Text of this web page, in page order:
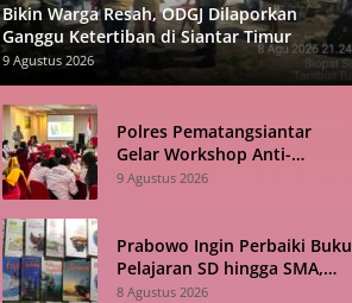
Bikin Warga Resah, ODGJ Dilaporkan
Ganggu Ketertiban di Siantar Timur
9 Agustus 2026
Polres Pematangsiantar
Gelar Workshop Anti-
Bullying untuk Mahasiswa
9 Agustus 2026
Prabowo Ingin Perbaiki Buku
Pelajaran SD hingga SMA,
Negara Tetangga Jadi
8 Agustus 2026